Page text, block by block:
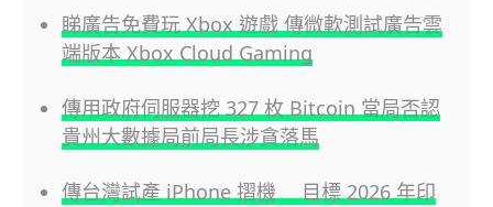
睇廣告免費玩 Xbox 遊戲 傳微軟測試廣告雲
端版本 Xbox Cloud Gaming
傳用政府伺服器挖 327 枚 Bitcoin 當局否認
貴州大數據局前局長涉貪落馬
傳台灣試產 iPhone 摺機 目標 2026 年印